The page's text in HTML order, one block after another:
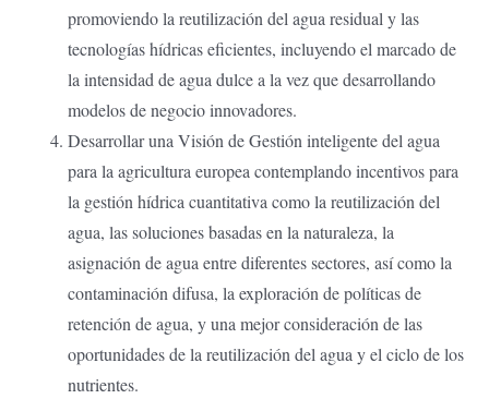
promoviendo la reutilización del agua residual y las
tecnologías hídricas eficientes, incluyendo el marcado de
la intensidad de agua dulce a la vez que desarrollando
modelos de negocio innovadores.
Desarrollar una Visión de Gestión inteligente del agua
para la agricultura europea contemplando incentivos para
la gestión hídrica cuantitativa como la reutilización del
agua, las soluciones basadas en la naturaleza, la
asignación de agua entre diferentes sectores, así como la
contaminación difusa, la exploración de políticas de
retención de agua, y una mejor consideración de las
oportunidades de la reutilización del agua y el ciclo de los
nutrientes.